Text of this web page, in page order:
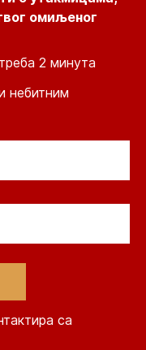
омиљеног
2 минута
небитним
са